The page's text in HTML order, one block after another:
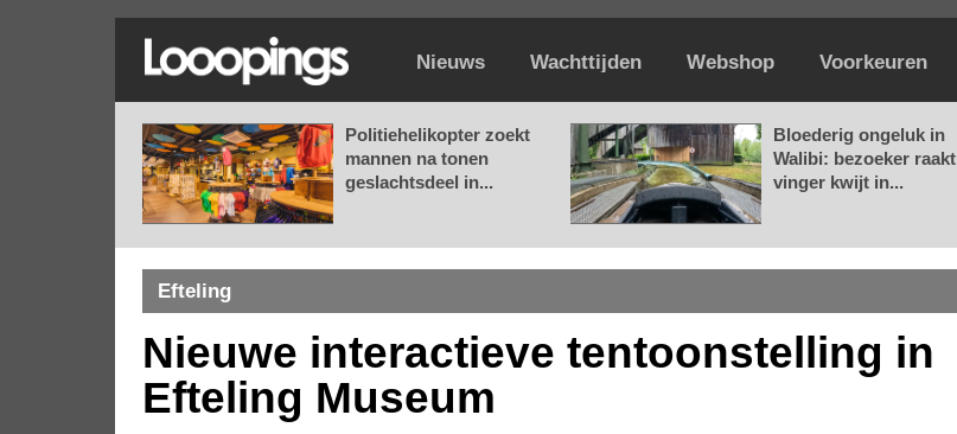
Nieuws Wachttijden Webshop Voorkeuren
Politiehelikopter zoekt
mannen na tonen
geslachtsdeel in...
Bloederig ongeluk in
Walibi: bezoeker raakt
vinger kwijt in...
Efteling
Nieuwe interactieve tentoonstelling in
Efteling Museum